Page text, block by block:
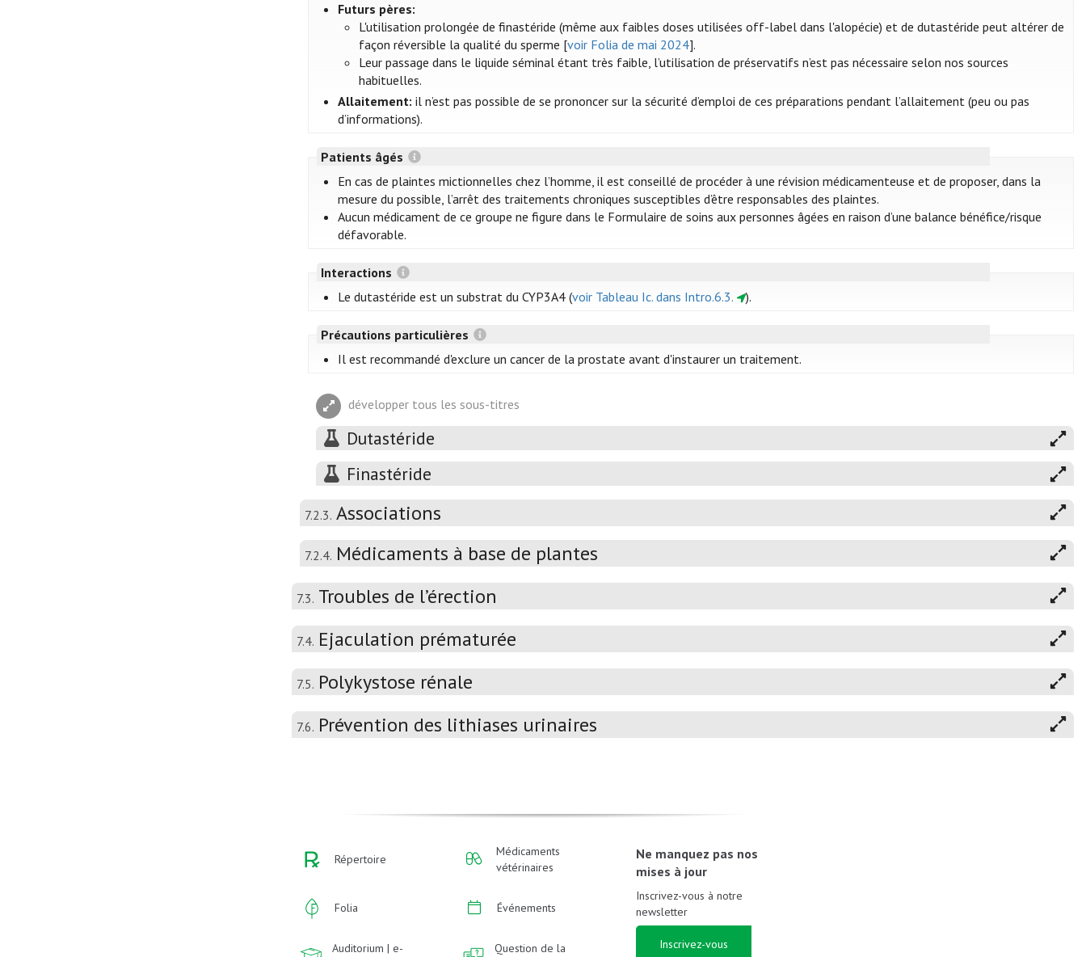
Futurs pères:
L'utilisation prolongée de finastéride (même aux faibles doses utilisées off-label dans l'alopécie) et de dutastéride peut altérer de
façon réversible la qualité du sperme [voir Folia de mai 2024].
Leur passage dans le liquide séminal étant très faible, l’utilisation de préservatifs n’est pas nécessaire selon nos sources
habituelles.
Allaitement: il n’est pas possible de se prononcer sur la sécurité d’emploi de ces préparations pendant l’allaitement (peu ou pas
d’informations).
Patients âgés
En cas de plaintes mictionnelles chez l’homme, il est conseillé de procéder à une révision médicamenteuse et de proposer, dans la
mesure du possible, l’arrêt des traitements chroniques susceptibles d’être responsables des plaintes.
Aucun médicament de ce groupe ne figure dans le Formulaire de soins aux personnes âgées en raison d’une balance bénéfice/risque
défavorable.
Interactions
Le dutastéride est un substrat du CYP3A4 (voir Tableau Ic. dans Intro.6.3. ).
Précautions particulières
Il est recommandé d'exclure un cancer de la prostate avant d'instaurer un traitement.
développer tous les sous-titres
Dutastéride
Finastéride
7.2.3. Associations
7.2.4. Médicaments à base de plantes
7.3. Troubles de l’érection
7.4. Ejaculation prématurée
7.5. Polykystose rénale
7.6. Prévention des lithiases urinaires
Répertoire
Folia
Auditorium | e-
Médicaments
vétérinaires
Événements
Question de la
Ne manquez pas nos
mises à jour
Inscrivez-vous à notre
newsletter
Inscrivez-vous